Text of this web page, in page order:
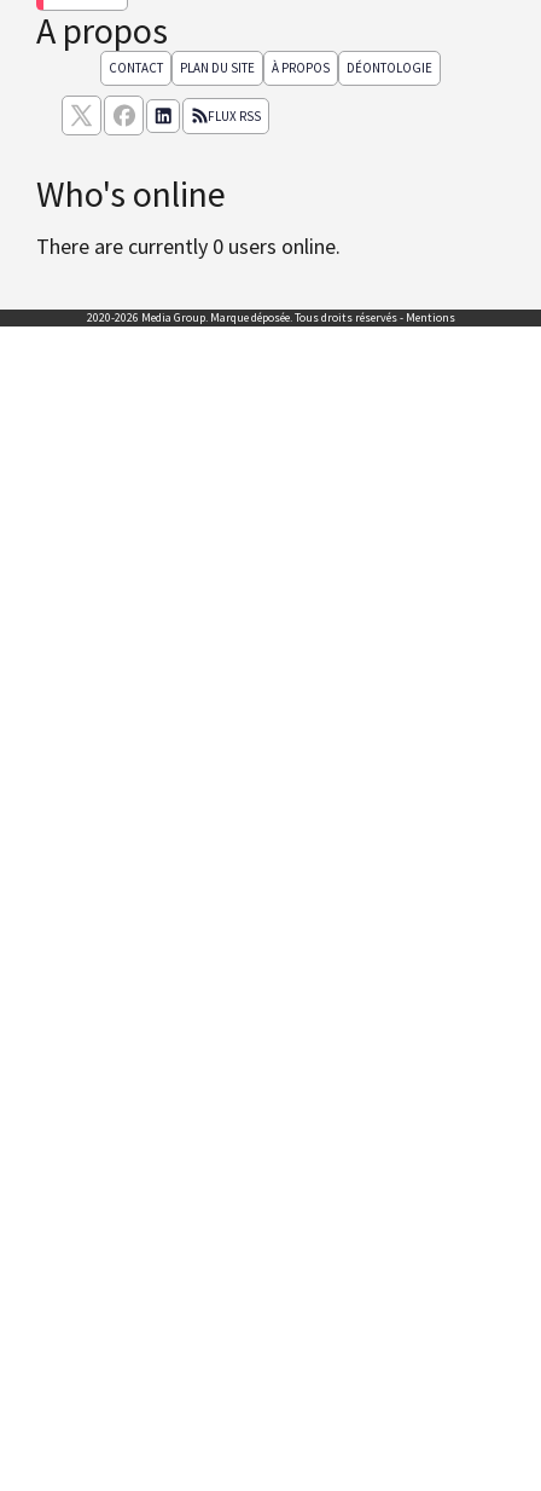
A propos
CONTACT PLAN DU SITE À PROPOS DÉONTOLOGIE
FLUX RSS
Who's online
There are currently 0 users online.
2020-2026 Media Group. Marque déposée. Tous droits réservés - Mentions